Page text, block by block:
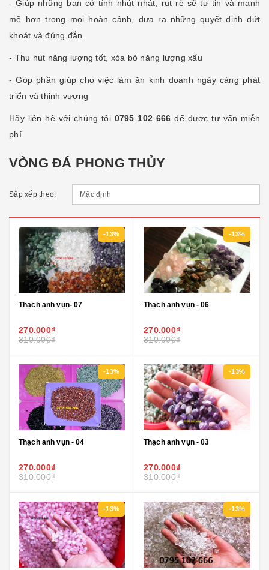
- Giúp những bạn có tính nhút nhát, rụt rè sẽ tự tin và mạnh
mẽ hơn trong mọi hoàn cảnh, đưa ra những quyết định dứt
khoát và đúng đắn.
- Thu hút năng lượng tốt, xóa bỏ năng lượng xấu
- Góp phần giúp cho việc làm ăn kinh doanh ngày càng phát
triển và thịnh vượng
Hãy liên hệ với chúng tôi 0795 102 666để được tư vấn miễn
phí
VÒNG ĐÁ PHONG THỦY
Sắp xếp theo:
-13%
Thạch anh vụn- 07
270.000₫
310.000₫
-13%
Thạch anh vụn - 06
270.000₫
310.000₫
-13%
Thạch anh vụn - 04
270.000₫
310.000₫
-13%
Thạch anh vụn - 03
270.000₫
310.000₫
-13% -13%